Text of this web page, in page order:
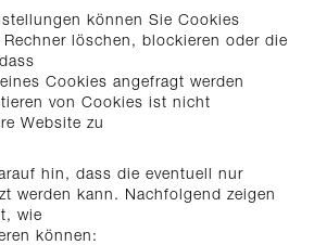
können Sie Cookies
löschen, blockieren oder die
Cookies angefragt werden
von Cookies ist nicht
Website zu
hin, dass die eventuell nur
werden kann. Nachfolgend zeigen
wie
können: